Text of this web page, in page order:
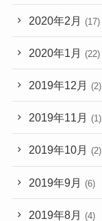
2020年2月 (17)
2020年1月 (22)
2019年12月 (2)
2019年11月 (1)
2019年10月 (2)
2019年9月 (6)
2019年8月 (4)